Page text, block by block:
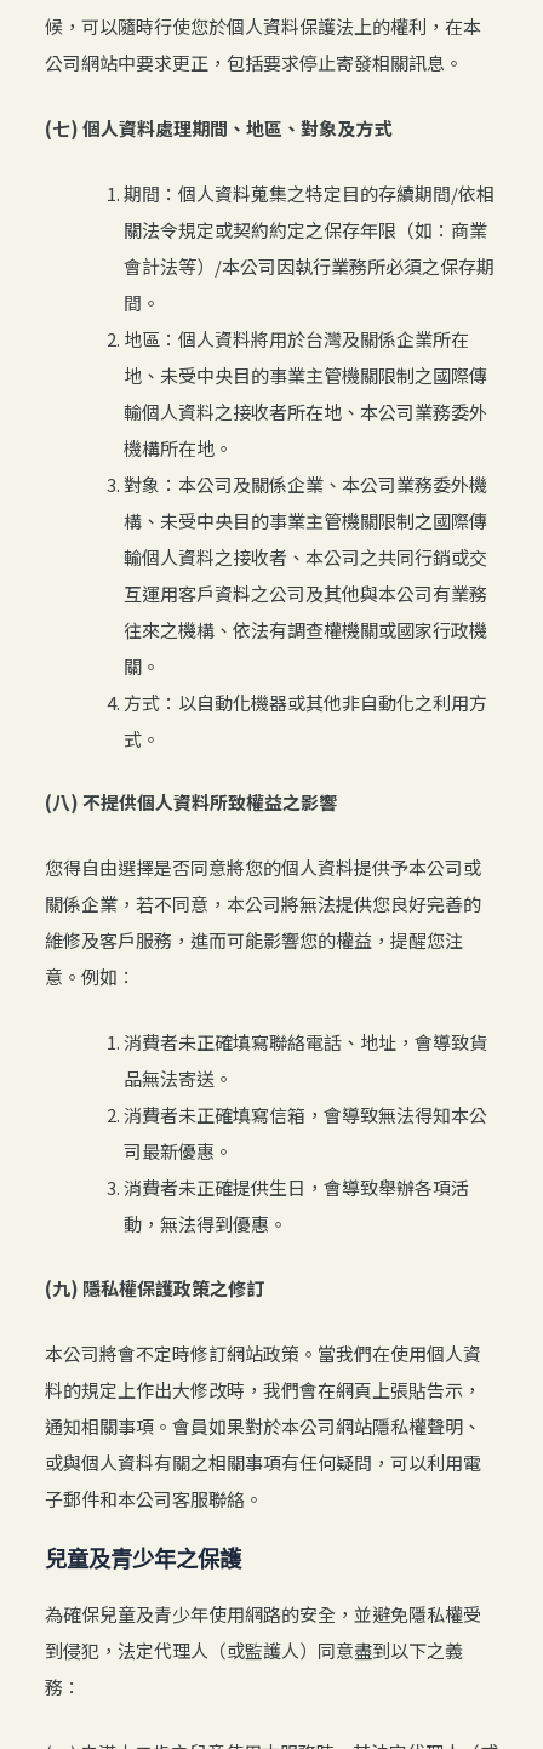
候，可以隨時行使您於個人資料保護法上的權利，在本
公司網站中要求更正，包括要求停止寄發相關訊息。
(七) 個人資料處理期間、地區、對象及方式
期間：個人資料蒐集之特定目的存續期間/依相
關法令規定或契約約定之保存年限（如：商業
會計法等）/本公司因執行業務所必須之保存期
間。
地區：個人資料將用於台灣及關係企業所在
地、未受中央目的事業主管機關限制之國際傳
輸個人資料之接收者所在地、本公司業務委外
機構所在地。
對象：本公司及關係企業、本公司業務委外機
構、未受中央目的事業主管機關限制之國際傳
輸個人資料之接收者、本公司之共同行銷或交
互運用客戶資料之公司及其他與本公司有業務
往來之機構、依法有調查權機關或國家行政機
關。
方式：以自動化機器或其他非自動化之利用方
式。
(八) 不提供個人資料所致權益之影響
您得自由選擇是否同意將您的個人資料提供予本公司或
關係企業，若不同意，本公司將無法提供您良好完善的
維修及客戶服務，進而可能影響您的權益，提醒您注
意。例如：
消費者未正確填寫聯絡電話、地址，會導致貨
品無法寄送。
消費者未正確填寫信箱，會導致無法得知本公
司最新優惠。
消費者未正確提供生日，會導致舉辦各項活
動，無法得到優惠。
(九) 隱私權保護政策之修訂
本公司將會不定時修訂網站政策。當我們在使用個人資
料的規定上作出大修改時，我們會在網頁上張貼告示，
通知相關事項。會員如果對於本公司網站隱私權聲明、
或與個人資料有關之相關事項有任何疑問，可以利用電
子郵件和本公司客服聯絡。
兒童及青少年之保護
為確保兒童及青少年使用網路的安全，並避免隱私權受
到侵犯，法定代理人（或監護人）同意盡到以下之義
務：